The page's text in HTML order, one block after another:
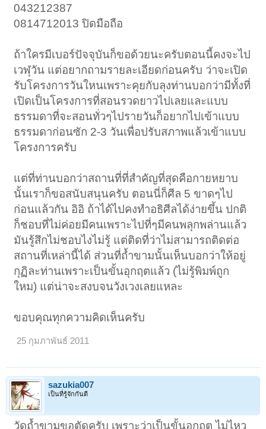
043212387
0814712013 ปิดมือถือ
ถ้าใครมีเบอร์ปัจจุบันก็ขอด้วยนะครับตอนนี้คงจะไป
เวฬุวัน แต่อยากถามรายละเอียดก่อนครับ ว่าจะเปิด
รับโครงการวันใหนเพราะคุยกับลุงท่านบอกว่ามีทั้งที่
เปิดเป็นโครงการที่สอนรวดยาวไปเลยและแบบ
ธรรมดาที่จะสอนทั่วๆไปรายวันก็อยากไปเข้าแบบ
ธรรมดาก่อนซัก 2-3 วันเพื่อปรับสภาพแล้วเข้าแบบ
โครงการครับ
แต่ที่ท่านบอกว่าสถานที่ที่สำคัญที่สุดคือกายหยาบ
นั้นเราก็ขอสนับสนุนครับ ตอนนี่ก็ศีล 5 ขาดๆไป
ก่อนแล้วกัน อิอิ ถ้าได้ไปคงทำอธิศีลได้ง่ายขึ้น ปกติ
ก็ชอบที่ไม่ค่อยมีคนเพราะไปที่ๆมีคนพลุกพล่านแล้ว
มันรู้สึกไม่ชอบไงไม่รู้ แต่ติดที่ว่าไม่สามารถติดต่อ
สถานที่เหล่านี้ได้ ส่วนที่ถ้ำขามนั้นเห็นบอกว่าให้อยู่
กุฏิละท่านเพราะเป็นขั้นอุกฤตแล้ว (ไม่รู้พิมพ์ถูก
ใหม) แต่น่าจะสงบจนวังเวงเลยแหละ
ขอบคุณทุกความคิดเห็นครับ
25 กุมภาพันธ์ 2011
sazukia007
เป็นที่รู้จักกันดี
วัดถ้ำขามขอตัดครับ เพราะว่าเป็นขั้นอุกฤต ไม่ไหว